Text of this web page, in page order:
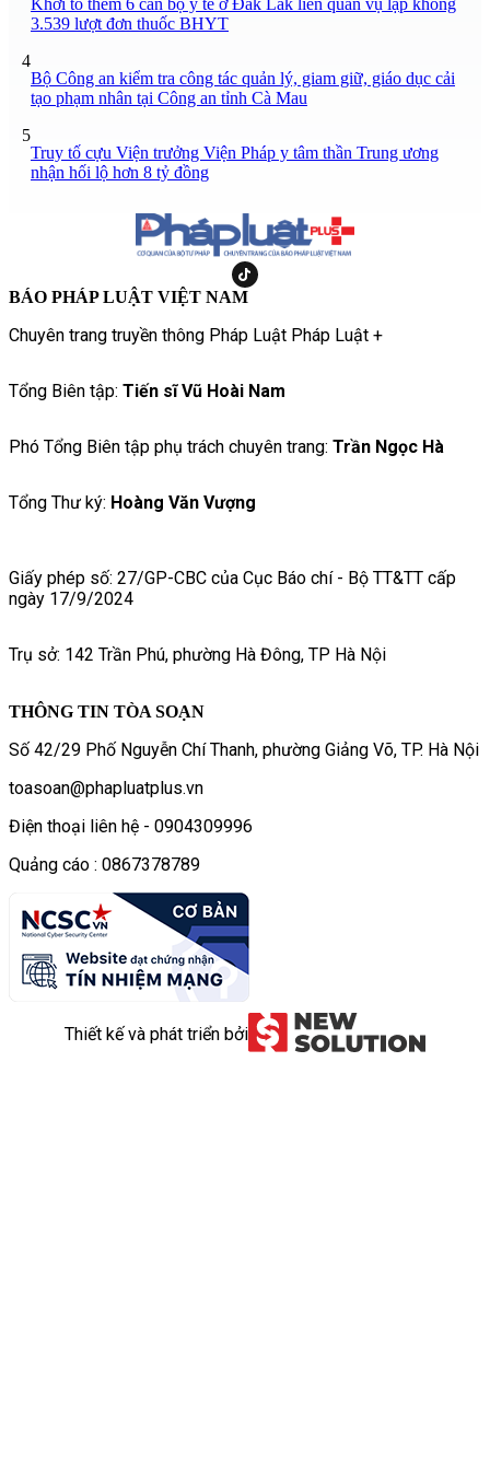
Khởi tố thêm 6 cán bộ y tế ở Đắk Lắk liên quan vụ lập khống
3.539 lượt đơn thuốc BHYT
4
Bộ Công an kiểm tra công tác quản lý, giam giữ, giáo dục cải
tạo phạm nhân tại Công an tỉnh Cà Mau
5
Truy tố cựu Viện trưởng Viện Pháp y tâm thần Trung ương
nhận hối lộ hơn 8 tỷ đồng
BÁO PHÁP LUẬT VIỆT NAM
Chuyên trang truyền thông Pháp Luật Pháp Luật +
Tổng Biên tập: Tiến sĩ Vũ Hoài Nam
Phó Tổng Biên tập phụ trách chuyên trang: Trần Ngọc Hà
Tổng Thư ký: Hoàng Văn Vượng
Giấy phép số: 27/GP-CBC của Cục Báo chí - Bộ TT&TT cấp
ngày 17/9/2024
Trụ sở: 142 Trần Phú, phường Hà Đông, TP Hà Nội
THÔNG TIN TÒA SOẠN
Số 42/29 Phố Nguyễn Chí Thanh, phường Giảng Võ, TP. Hà Nội
toasoan@phapluatplus.vn
Điện thoại liên hệ - 0904309996
Quảng cáo : 0867378789
Thiết kế và phát triển bởi